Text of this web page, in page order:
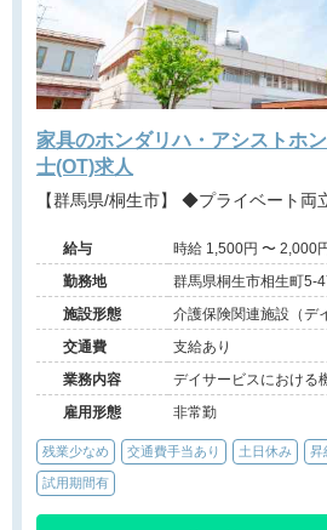
家具のホンダリハ・アシストホ
士(OT)求人
【群馬県/桐生市】 ◆プライベー
給与
時給 1,500円 〜
勤務地
群馬県桐生市相生町5-
施設形態
介護保険関連施設（デ
交通費
支給あり
業務内容
デイサービスにおける
雇用形態
非常勤
残業少なめ 交通費手当あり 土日休み 昇
試用期間有